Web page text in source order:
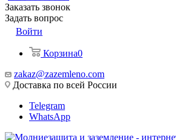
Заказать звонок
Задать вопрос
Войти
Корзина0
zakaz@zazemleno.com
Доставка по всей России
Telegram
WhatsApp